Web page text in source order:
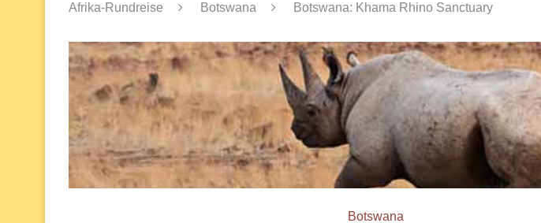
Afrika-Rundreise Botswana Botswana: Khama Rhino Sanctuary
Botswana